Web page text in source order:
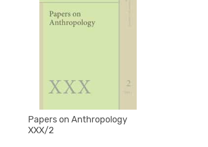
Papers on Anthropology
XXX/2